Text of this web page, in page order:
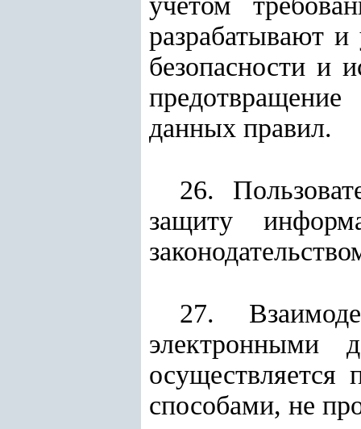
разрабатывают
безопасности и
данных правил.
26.
защиту
27.
электронными
способами, не